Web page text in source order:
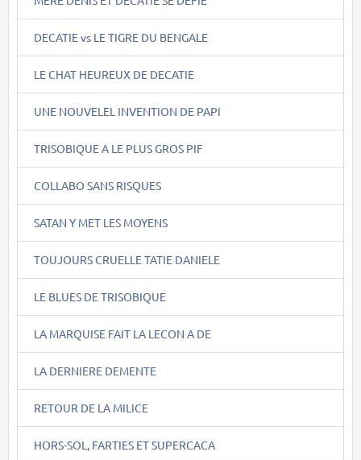
DECATIE vs LE TIGRE DU BENGALE
LE CHAT HEUREUX DE DECATIE
UNE NOUVELEL INVENTION DE PAPI
TRISOBIQUE A LE PLUS GROS PIF
COLLABO SANS RISQUES
SATAN Y MET LES MOYENS
TOUJOURS CRUELLE TATIE DANIELE
LE BLUES DE TRISOBIQUE
LA MARQUISE FAIT LA LECON A DE
LA DERNIERE DEMENTE
RETOUR DE LA MILICE
HORS-SOL, FARTIES ET SUPERCACA